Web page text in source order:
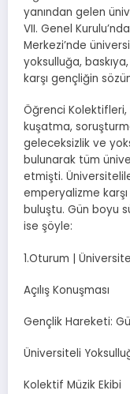
yanından gelen
VII. Genel
Merkezi’nde
yoksulluğa,
karşı gençliğin
Öğrenci
kuşatma,
geleceksizlik ve
bulunarak tüm
etmişti.
emperyalizme
buluştu. Gün boyu
ise şöyle:
1.Oturum |
Açılış Konuşması
Gençlik Hareketi:
Üniversiteli
Kolektif Müzik Ekibi